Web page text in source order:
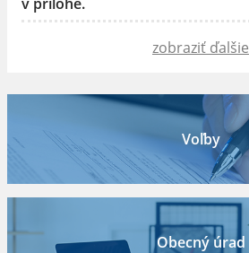
zobraziť ďalšie
Voľby
Obecný úrad